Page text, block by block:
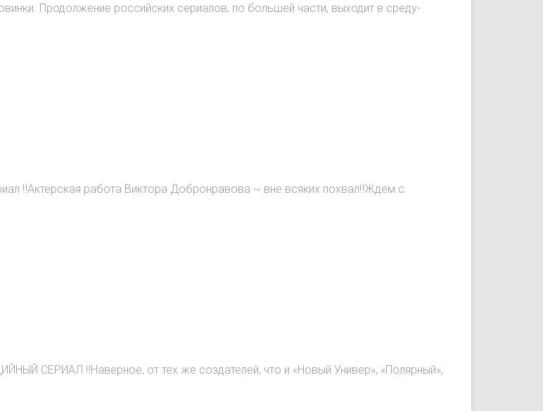
Продолжение российских сериалов, по большей части, выходит в среду-
‼️Актерская работа Виктора Добронравова ~ вне всяких похвал‼️Ждем с
СЕРИАЛ ‼️Наверное, от тех же создателей, что и «Новый Универ», «Полярный»,